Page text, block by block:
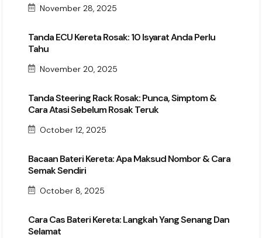
November 28, 2025
Tanda ECU Kereta Rosak: 10 Isyarat Anda Perlu
Tahu
November 20, 2025
Tanda Steering Rack Rosak: Punca, Simptom &
Cara Atasi Sebelum Rosak Teruk
October 12, 2025
Bacaan Bateri Kereta: Apa Maksud Nombor & Cara
Semak Sendiri
October 8, 2025
Cara Cas Bateri Kereta: Langkah Yang Senang Dan
Selamat